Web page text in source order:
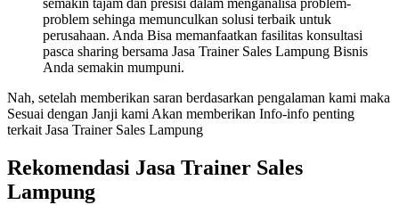
semakin tajam dan presisi dalam menganalisa problem-
problem sehinga memunculkan solusi terbaik untuk
perusahaan. Anda Bisa memanfaatkan fasilitas konsultasi
pasca sharing bersama Jasa Trainer Sales Lampung Bisnis
Anda semakin mumpuni.
Nah, setelah memberikan saran berdasarkan pengalaman kami maka
Sesuai dengan Janji kami Akan memberikan Info-info penting
terkait Jasa Trainer Sales Lampung
Rekomendasi Jasa Trainer Sales
Lampung